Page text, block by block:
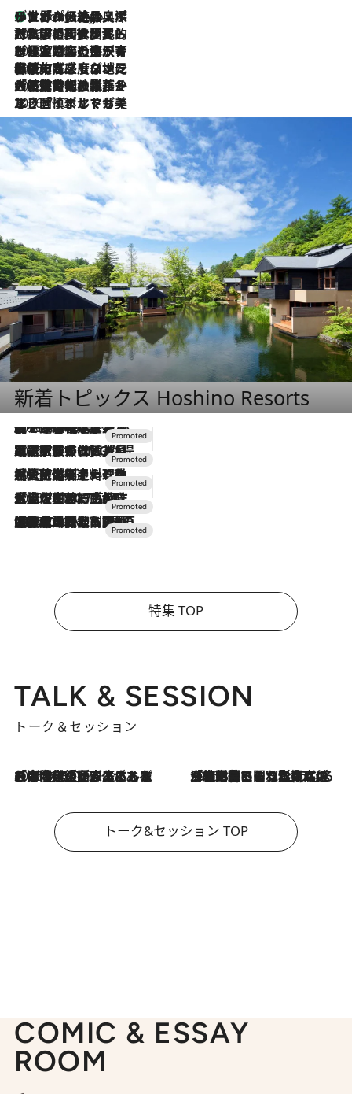
7 Hours Ago
リスボンの絶品スイーツ「パステル・デ・ナタ」とは？ポルトガル伝統の奥深い世界へ
2026.7.27
「私の祖国はポルトガル語です」国民的詩人フェルナンド・ペソアと、彼が愛した文学の街を歩く
2026.7.26
ポルトガル近海が育む極上の海の幸。キリリと冷えた白ワインと愉しむ、シーフード専門店の贅沢
2026.7.22
伝統の味をモダンに昇華。高感度な地元客が集う、リスボンの最旬ガストロノミー
2026.7.21
大航海時代の栄華から、震災、独裁、そして革命へ。ポルトガル・首都リスボンの石畳に刻まれた「歴史の光と影」
2026.7.13
エッセイ・ヤマザキマリ「慎ましくも美しき国 ポルトガル」
新着トピックス Hoshino Resorts
2026.8.7
【トンボの足水浴】ヒノキの香りに包まれて涼感マックス！約13℃の湧水かけ流しを避暑地「星野温泉 トンボの湯」で体験
2026.7.31
【ホテル帰省】という選択肢をOMOが提案。家族とほどよい距離を保つには「昼は実家、夜は気兼ねなくホテルで！」
2026.7.24
【夏限定ディナーコース】旬を迎える稚鮎や花ズッキーニなどをイタリア・トスカーナの郷土料理の手法で満喫！
2026.7.17
「土佐和ハーブかき氷」がOMO7高知に登場！生姜、山椒、大葉など目にも舌にも涼を呼ぶ郷土の味
2026.7.10
NEW OPEN！【界 草津】名湯の地に誕生。趣の異なる2種の温泉と上州ならではの会席・蕎麦割烹など美食を味わう究極の癒やし旅
特集 TOP
TALK & SESSION
トーク＆セッション
2026.8.3
「今後値上げがあるとすれば…」「リスクがあるのは今年の冬」エネルギー専門家が語る、ホルムズ海峡封鎖が家庭にもたらす“ある心配” 2026.8.3
「住宅建てられない…」「サーチャージ料の高値が続いている」ホルムズ海峡封鎖による影響はいつまで続く？《エネルギー専門家に聞く“どうなる日本の暮らし”》
トーク&セッション TOP
COMIC & ESSAY
ROOM